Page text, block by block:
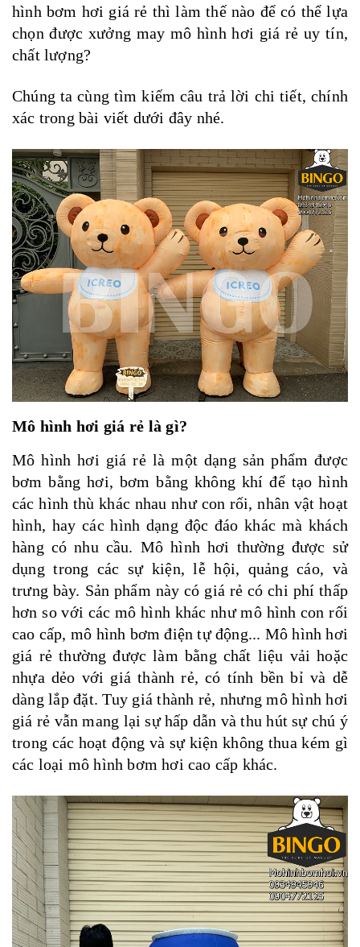
hình bơm hơi giá rẻ thì làm thế nào để có thể lựa
chọn được xưởng may mô hình hơi giá rẻ uy tín,
chất lượng?
Chúng ta cùng tìm kiếm câu trả lời chi tiết, chính
xác trong bài viết dưới đây nhé.
Mô hình hơi giá rẻ là gì?
Mô hình hơi giá rẻ là một dạng sản phẩm được
bơm bằng hơi, bơm bằng không khí để tạo hình
các hình thù khác nhau như con rối, nhân vật hoạt
hình, hay các hình dạng độc đáo khác mà khách
hàng có nhu cầu. Mô hình hơi thường được sử
dụng trong các sự kiện, lễ hội, quảng cáo, và
trưng bày. Sản phẩm này có giá rẻ có chi phí thấp
hơn so với các mô hình khác như mô hình con rối
cao cấp, mô hình bơm điện tự động... Mô hình hơi
giá rẻ thường được làm bằng chất liệu vải hoặc
nhựa dẻo với giá thành rẻ, có tính bền bỉ và dễ
dàng lắp đặt. Tuy giá thành rẻ, nhưng mô hình hơi
giá rẻ vẫn mang lại sự hấp dẫn và thu hút sự chú ý
trong các hoạt động và sự kiện không thua kém gì
các loại mô hình bơm hơi cao cấp khác.